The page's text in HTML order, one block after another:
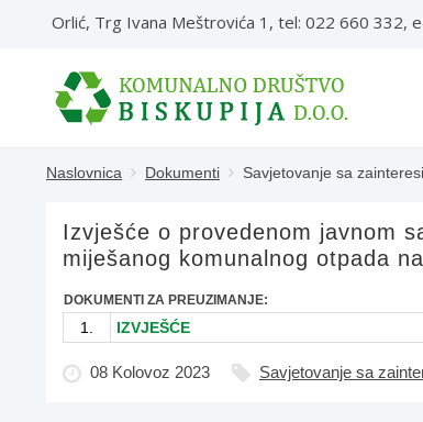
Orlić, Trg Ivana Meštrovića 1, tel: 022 660 332,
Naslovnica Dokumenti Savjetovanje sa
Izvješće o provedenom javnom
miješanog komunalnog otpada
DOKUMENTI ZA PREUZIMANJE:
1. IZVJEŠĆE
08 Kolovoz 2023 Savjetovanje sa